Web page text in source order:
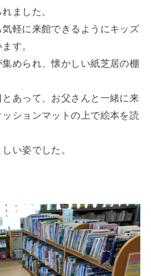
ました。
軽に来館できるようにキッズ
す。
められ、懐かしい紙芝居の棚
あって、お父さんと一緒に来
ションマットの上で絵本を読
い姿でした。